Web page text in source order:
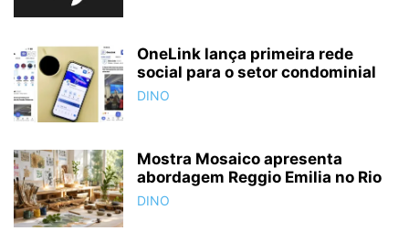
OneLink lança primeira rede
social para o setor condominial
DINO
Mostra Mosaico apresenta
abordagem Reggio Emilia no Rio
DINO